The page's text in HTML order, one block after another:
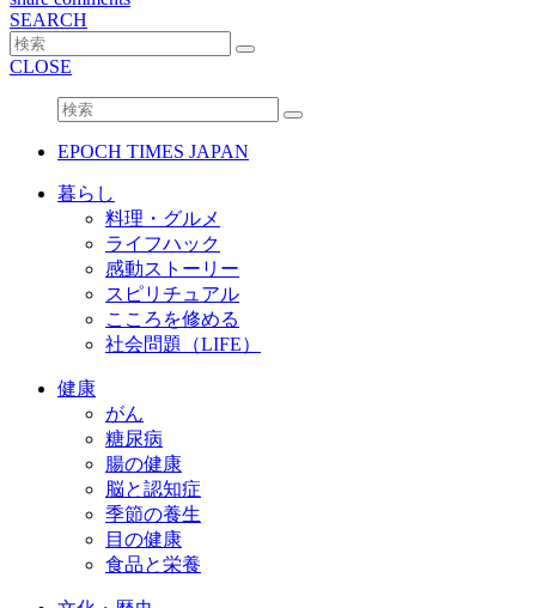
SEARCH
CLOSE
EPOCH TIMES JAPAN
暮らし
料理・グルメ
ライフハック
感動ストーリー
スピリチュアル
こころを修める
社会問題（LIFE）
健康
がん
糖尿病
腸の健康
脳と認知症
季節の養生
目の健康
食品と栄養